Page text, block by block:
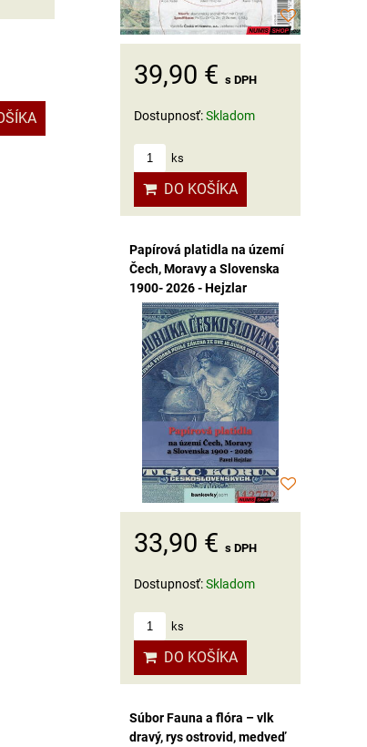
39,90 € s DPH
Dostupnosť:Skladom
ks
DO KOŠÍKA
Papírová platidla na území
Čech, Moravy a Slovenska
1900- 2026 - Hejzlar
33,90 € s DPH
Dostupnosť:Skladom
ks
DO KOŠÍKA
Súbor Fauna a flóra – vlk
dravý, rys ostrovid, medveď